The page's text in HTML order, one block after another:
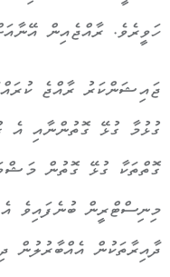
ހަވީރެވެ. ރާއްޖެއިން
ޖައިޝަންކަރު ރާއްޖެ
ގުޅުމާ ގުޅޭ ގޮތުންނާއި އެ
ގޮތްތަކާ ގުޅޭ ގޮތުން
މިނިސްޓްރީން ބުނެފައިވެ
ދާއިރާތަކުން އެއްބާރުލުން